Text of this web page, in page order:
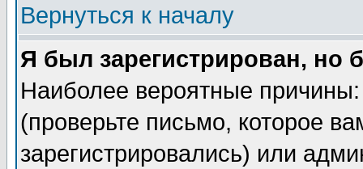
Вернуться к началу
Я был зарегистрирован, но
Наиболее вероятные
(проверьте письмо, которое
зарегистрировались) или